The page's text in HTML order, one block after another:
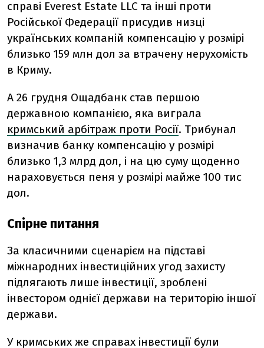
справі Everest Estate LLC та інші проти
Російської Федерації присудив низці
українських компаній компенсацію у розмірі
близько 159 млн дол за втрачену нерухомість
в Криму.
А 26 грудня Ощадбанк став першою
державною компанією, яка виграла
кримський арбітраж проти Росії. Трибунал
визначив банку компенсацію у розмірі
близько 1,3 млрд дол, і на цю суму щоденно
нараховується пеня у розмірі майже 100 тис
дол.
Спірне питання
За класичними сценарієм на підставі
міжнародних інвестиційних угод захисту
підлягають лише інвестиції, зроблені
інвестором однієї держави на територію іншої
держави.
У кримських же справах інвестиції були